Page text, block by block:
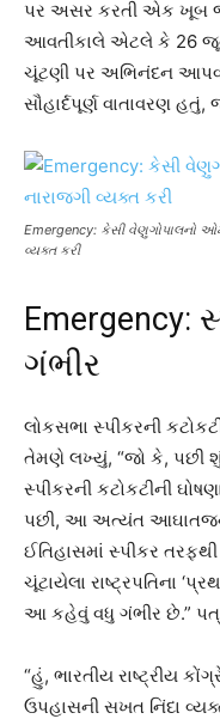
પર અસર કરતી એક ખૂબ જ
આવતીકાલે એટલે કે 26
ચૂંટણી પર અભિનંદન
સૌહાર્દપૂર્ણ વાતાવરણ
Emergency: કેસી વેણુગોપાલનો
વ્યક્ત કરી
Emergency:
ગંભીર
લોકસભા સ્પીકરની
તેમણે લખ્યું, “જો કે, પછી
સ્પીકરની કટોકટીની
પછી, આ અત્યંત
ઈતિહાસમાં સ્પીકર
ચૂંટાયેલા રાષ્ટ્રપતિના
આ કહેવું વધુ ગંભીર છે.”
“હું, ભારતીય રાષ્ટ્રીય
ઉપહાસની સખત નિંદા